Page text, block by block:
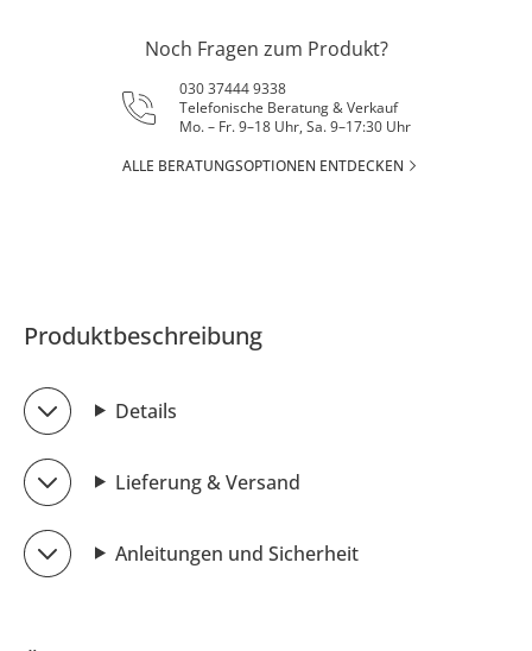
Noch Fragen zum Produkt?
030 37444 9338
Telefonische Beratung & Verkauf
Mo. – Fr. 9–18 Uhr, Sa. 9–17:30 Uhr
ALLE BERATUNGSOPTIONEN ENTDECKEN
Produktbeschreibung
Details
Lieferung & Versand
Anleitungen und Sicherheit